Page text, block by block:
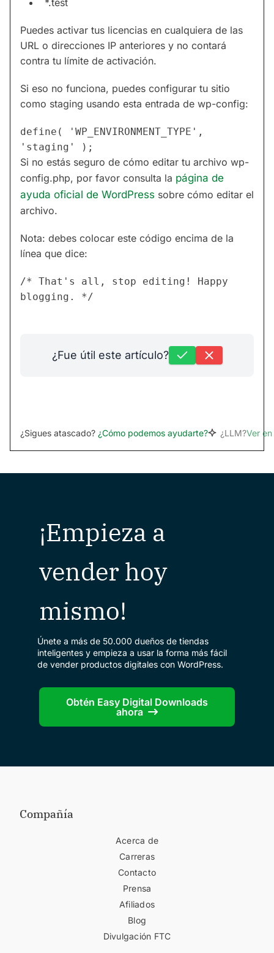
*.test
Puedes activar tus licencias en cualquiera de las
URL o direcciones IP anteriores y no contará
contra tu límite de activación.
Si eso no funciona, puedes configurar tu sitio
como staging usando esta entrada de wp-config:
define( 'WP_ENVIRONMENT_TYPE',
'staging' );
Si no estás seguro de cómo editar tu archivo wp-
config.php, por favor consulta la página de
ayuda oficial de WordPress sobre cómo editar el
archivo.
Nota: debes colocar este código encima de la
línea que dice:
/* That's all, stop editing! Happy
blogging. */
¿Fue útil este artículo?
¿Sigues atascado? ¿Cómo podemos ayudarte? ¿LLM?Ver
¡Empieza a
vender hoy
mismo!
Únete a más de 50.000 dueños de tiendas
inteligentes y empieza a usar la forma más fácil
de vender productos digitales con WordPress.
Obtén Easy Digital Downloads
ahora
Compañía
Acerca de
Carreras
Contacto
Prensa
Afiliados
Blog
Divulgación FTC